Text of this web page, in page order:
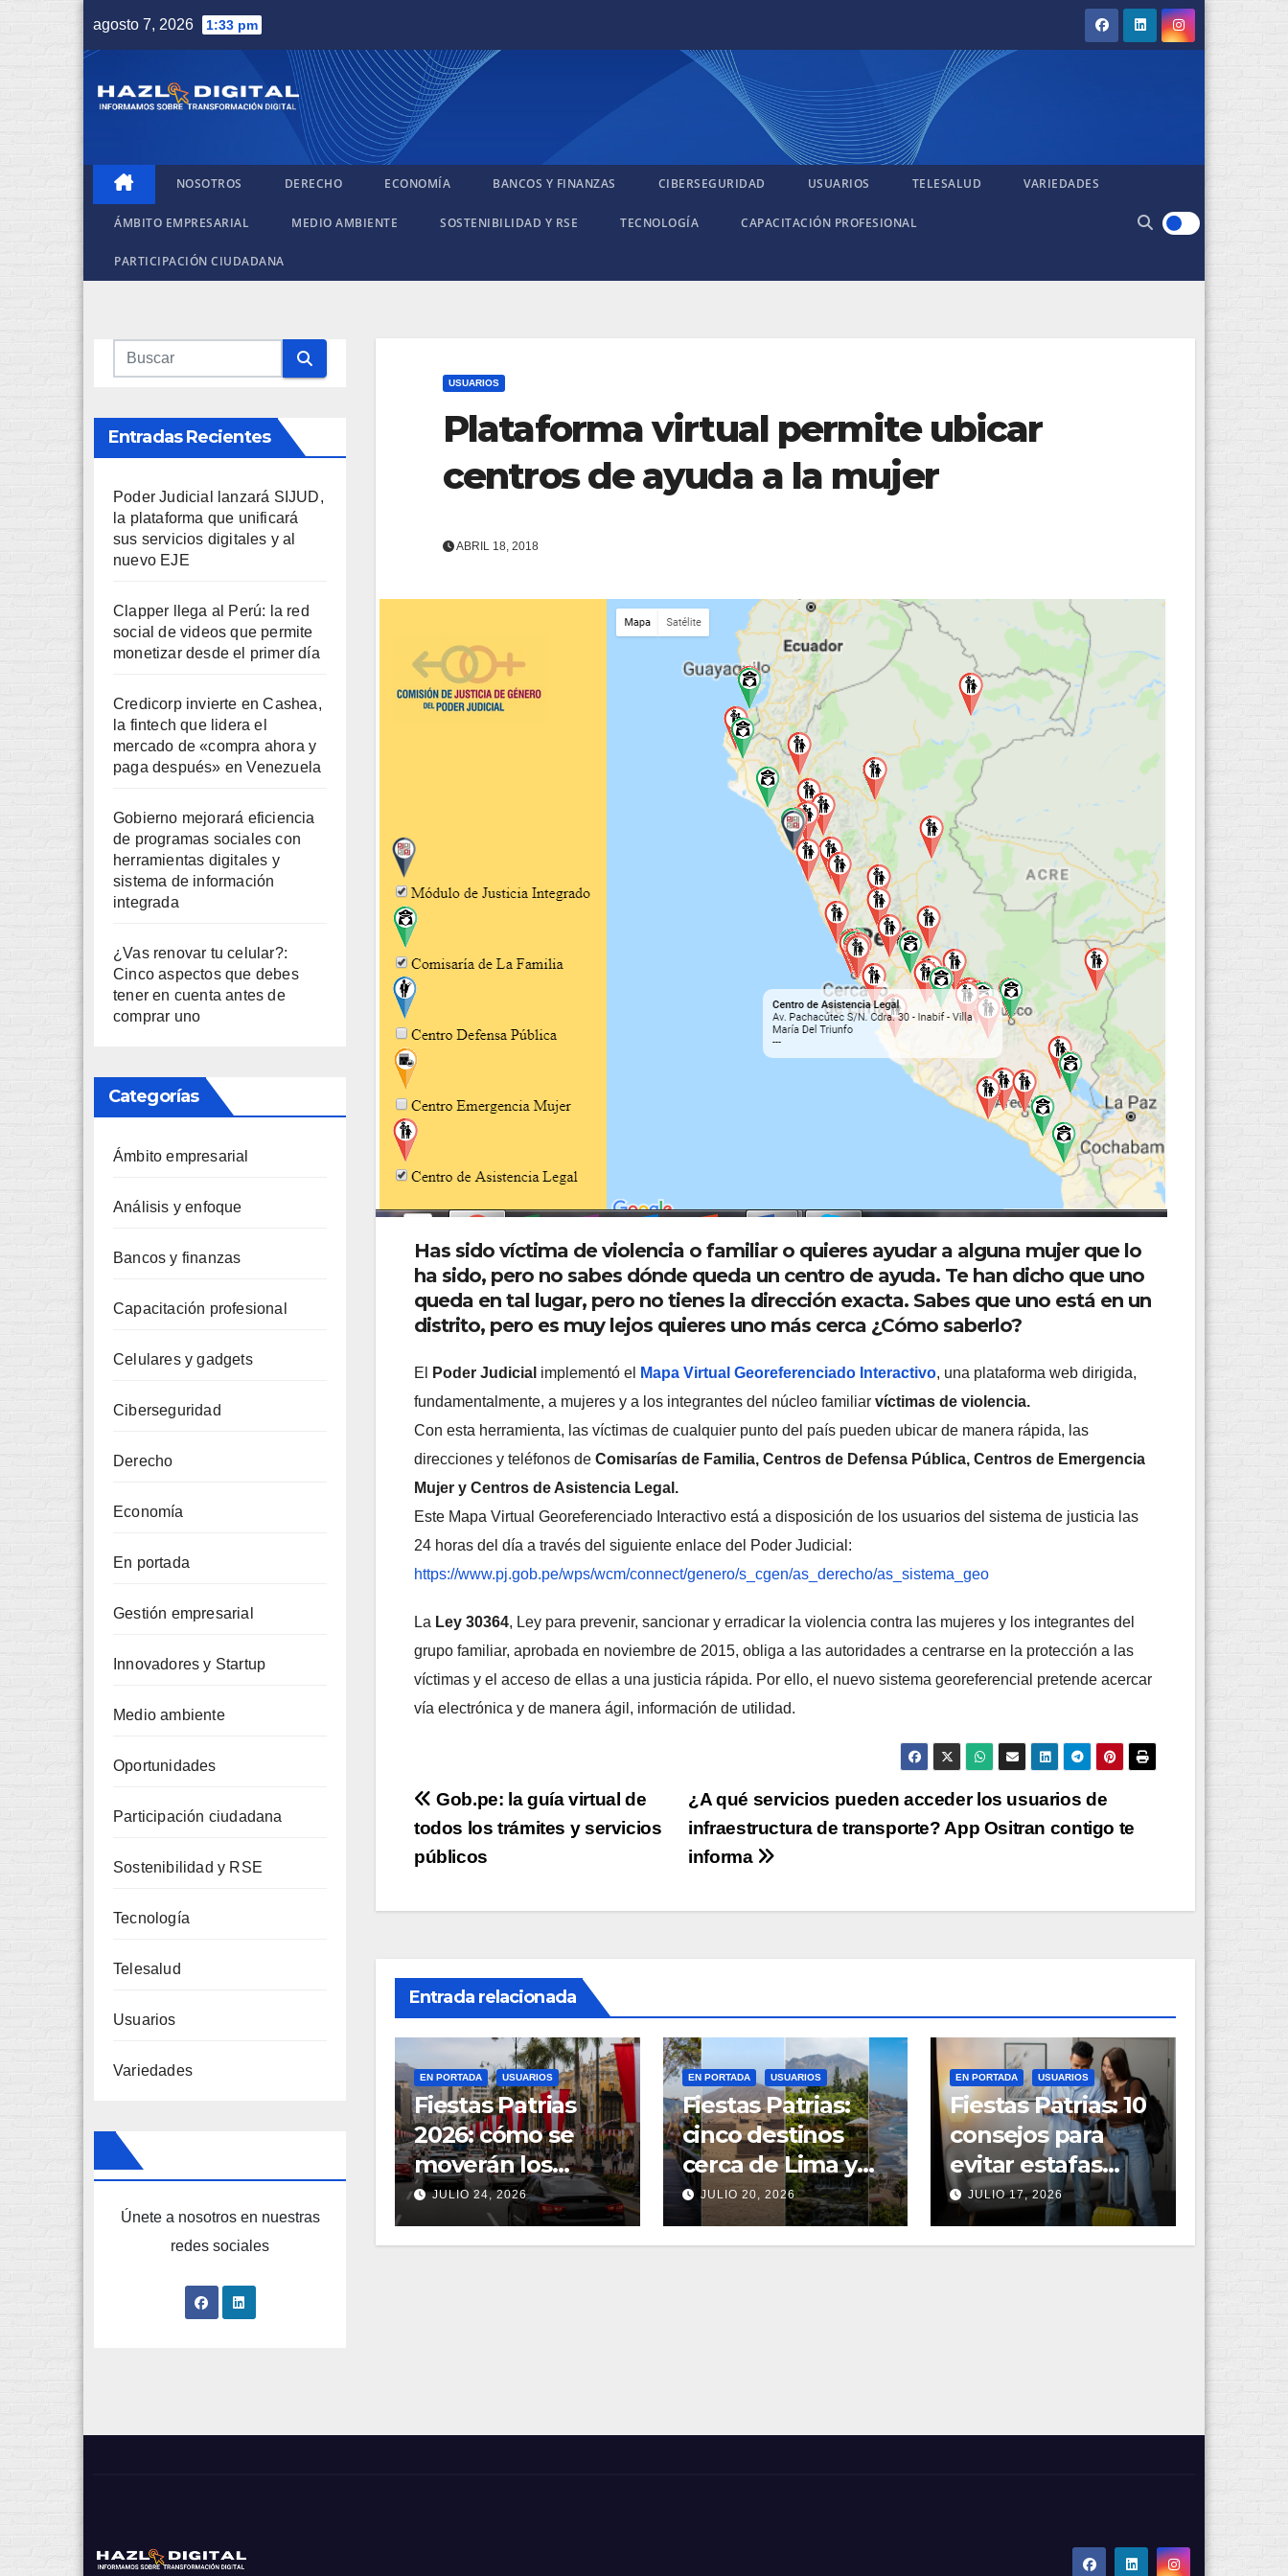
agosto 7, 2026 1:33 pm
NOSOTROS DERECHO ECONOMÍA BANCOS Y FINANZAS CIBERSEGURIDAD USUARIOS TELESALUD VARIEDADES
ÁMBITO EMPRESARIAL MEDIO AMBIENTE SOSTENIBILIDAD Y RSE TECNOLOGÍA CAPACITACIÓN PROFESIONAL
PARTICIPACIÓN CIUDADANA
Entradas Recientes
Poder Judicial lanzará SIJUD,
la plataforma que unificará
sus servicios digitales y al
nuevo EJE
Clapper llega al Perú: la red
social de videos que permite
monetizar desde el primer día
Credicorp invierte en Cashea,
la fintech que lidera el
mercado de «compra ahora y
paga después» en Venezuela
Gobierno mejorará eficiencia
de programas sociales con
herramientas digitales y
sistema de información
integrada
¿Vas renovar tu celular?:
Cinco aspectos que debes
tener en cuenta antes de
comprar uno
Categorías
Ámbito empresarial
Análisis y enfoque
Bancos y finanzas
Capacitación profesional
Celulares y gadgets
Ciberseguridad
Derecho
Economía
En portada
Gestión empresarial
Innovadores y Startup
Medio ambiente
Oportunidades
Participación ciudadana
Sostenibilidad y RSE
Tecnología
Telesalud
Usuarios
Variedades
Únete a nosotros en nuestras
redes sociales
USUARIOS
Plataforma virtual permite ubicar
centros de ayuda a la mujer
ABRIL 18, 2018
Has sido víctima de violencia o familiar o quieres ayudar a alguna mujer que lo
ha sido, pero no sabes dónde queda un centro de ayuda. Te han dicho que uno
queda en tal lugar, pero no tienes la dirección exacta. Sabes que uno está en un
distrito, pero es muy lejos quieres uno más cerca ¿Cómo saberlo?
El Poder Judicial implementó el Mapa Virtual Georeferenciado Interactivo, una plataforma web dirigida,
fundamentalmente, a mujeres y a los integrantes del núcleo familiar víctimas de violencia.
Con esta herramienta, las víctimas de cualquier punto del país pueden ubicar de manera rápida, las
direcciones y teléfonos de Comisarías de Familia, Centros de Defensa Pública, Centros de Emergencia
Mujer y Centros de Asistencia Legal.
Este Mapa Virtual Georeferenciado Interactivo está a disposición de los usuarios del sistema de justicia las
24 horas del día a través del siguiente enlace del Poder Judicial:
https://www.pj.gob.pe/wps/wcm/connect/genero/s_cgen/as_derecho/as_sistema_geo
La Ley 30364, Ley para prevenir, sancionar y erradicar la violencia contra las mujeres y los integrantes del
grupo familiar, aprobada en noviembre de 2015, obliga a las autoridades a centrarse en la protección a las
víctimas y el acceso de ellas a una justicia rápida. Por ello, el nuevo sistema georeferencial pretende acercar
vía electrónica y de manera ágil, información de utilidad.
Navegación
de
¿A qué servicios pueden acceder los usuarios de
infraestructura de transporte? App Ositran contigo te
informa
Gob.pe: la guía virtual de
todos los trámites y servicios
públicos
Entrada relacionada
EN PORTADA USUARIOS
Fiestas Patrias
2026: cómo se
moverán los
limeños durante
el feriado largo
JULIO 24, 2026
EN PORTADA USUARIOS
Fiestas Patrias:
cinco destinos
cerca de Lima y
cuándo salir para
evitar la
congestión
JULIO 20, 2026
EN PORTADA USUARIOS
Fiestas Patrias: 10
consejos para
evitar estafas
digitales al
reservar
hospedajes,
JULIO 17, 2026